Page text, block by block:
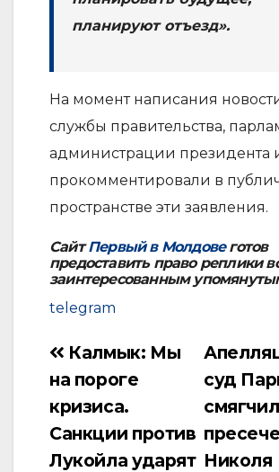
планируют отъезд».
На момент написания
службы правительства,
администрации президента
прокомментировали в
пространстве эти заявления.
СайтПервый в Молдовеготов
предоставить право реплики
заинтересованным
telegram
Навигация
по
записям
суд
Николя
Калмык: Мы
на пороге
кризиса.
Санкции против
Лукойла ударят